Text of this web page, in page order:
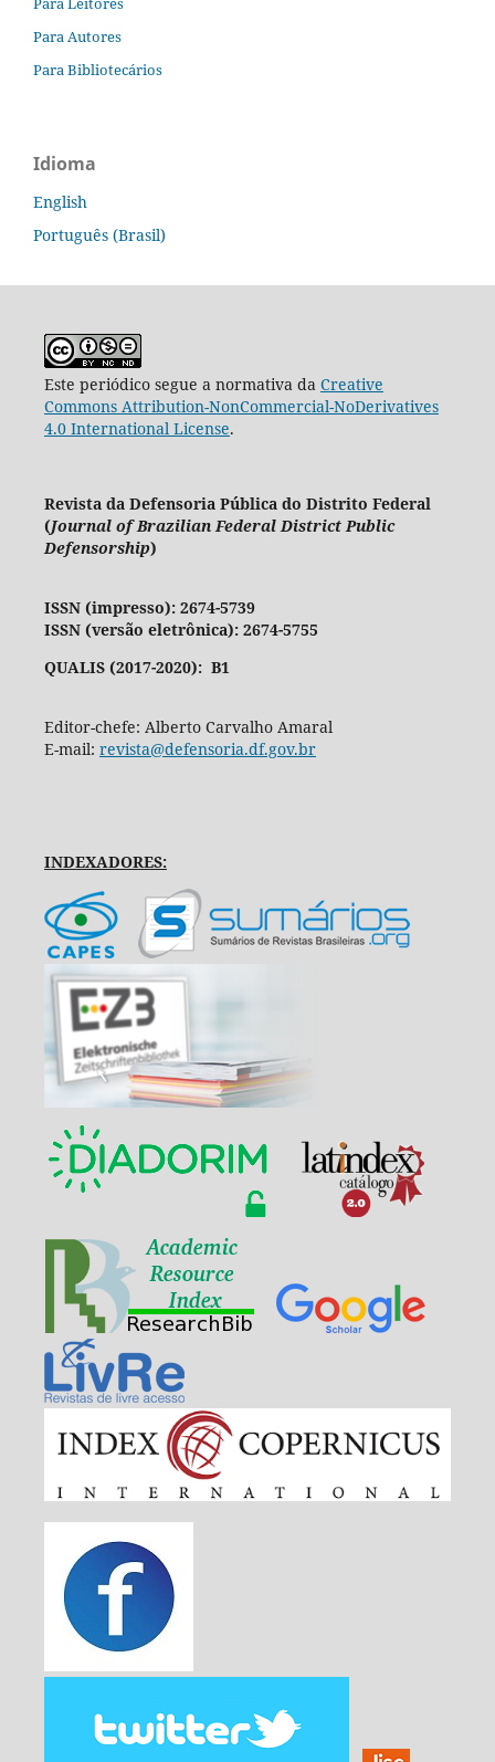
Para Autores
Para Bibliotecários
Idioma
English
Português (Brasil)
Este periódico segue a normativa da Creative
Commons Attribution-NonCommercial-NoDerivatives
4.0 International License.
Revista da Defensoria Pública do Distrito Federal
(Journal of Brazilian Federal District Public
Defensorship)
ISSN (impresso): 2674-5739
ISSN (versão eletrônica): 2674-5755
QUALIS (2017-2020): B1
Editor-chefe: Alberto Carvalho Amaral
E-mail: revista@defensoria.df.gov.br
INDEXADORES: